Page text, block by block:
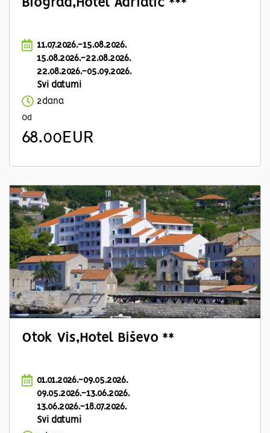
Biograd,Hotel Adriatic ***
11.07.2026.-15.08.2026.
15.08.2026.-22.08.2026.
22.08.2026.-05.09.2026.
Svi datumi
2dana
Od
68.00EUR
Otok Vis,Hotel Biševo **
01.01.2026.-09.05.2026.
09.05.2026.-13.06.2026.
13.06.2026.-18.07.2026.
Svi datumi